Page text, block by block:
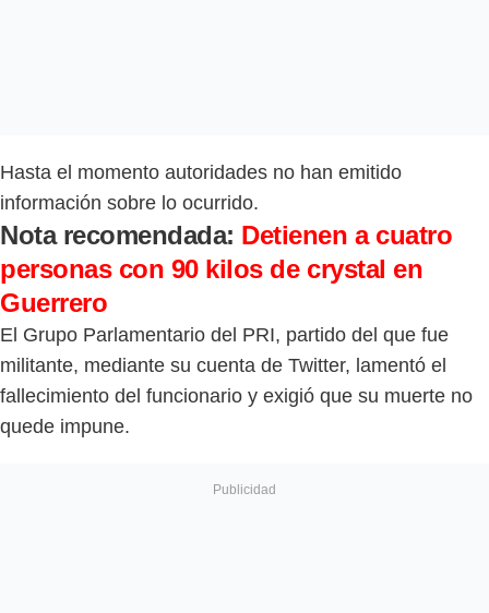
Hasta el momento autoridades no han emitido
información sobre lo ocurrido.
Nota recomendada: Detienen a cuatro
personas con 90 kilos de crystal en
Guerrero
El Grupo Parlamentario del PRI, partido del que fue
militante, mediante su cuenta de Twitter, lamentó el
fallecimiento del funcionario y exigió que su muerte no
quede impune.